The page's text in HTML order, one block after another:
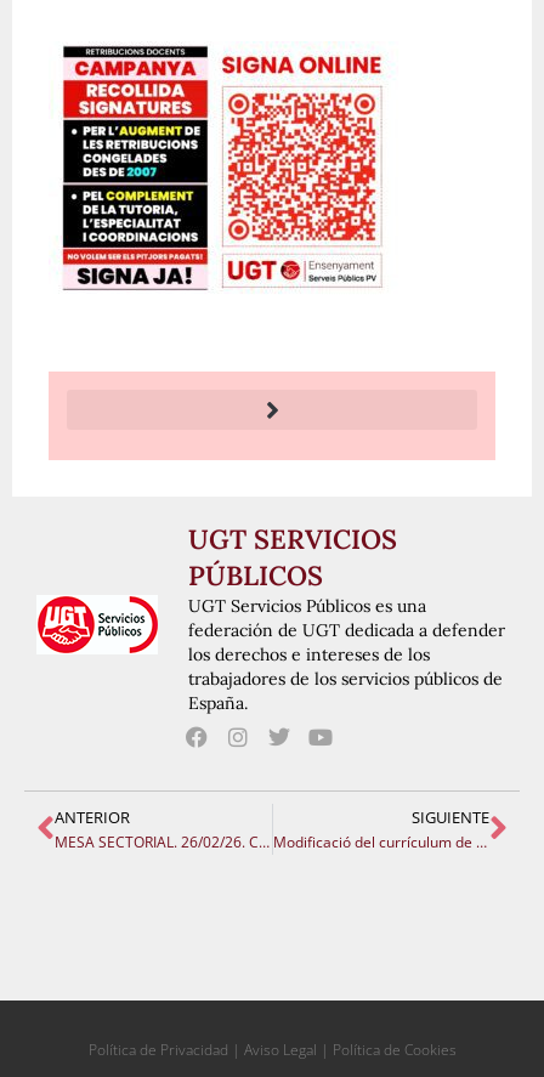
UGT SERVICIOS
PÚBLICOS
UGT Servicios Públicos es una
federación de UGT dedicada a defender
los derechos e intereses de los
trabajadores de los servicios públicos de
España.
ANTERIOR
MESA SECTORIAL. 26/02/26. Criteris per regir el calendari escolar, classificació centres a efectes retributius.
SIGUIENTE
Modificació del currículum de Primària: UGT-Ensenyament exigeix recursos, estabilitat i respecte laboral per garantir un model pedagògic de qualitat
Política de Privacidad | Aviso Legal | Política de Cookies